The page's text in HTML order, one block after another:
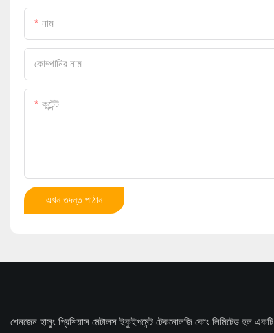
নাম
কোম্পানির নাম
কন্টেন্ট
এখন তদন্ত পাঠান
শেনজেন হাসুং প্রিশিয়াস মেটালস ইকুইপমেন্ট টেকনোলজি কোং লিমিটেড হল একটি